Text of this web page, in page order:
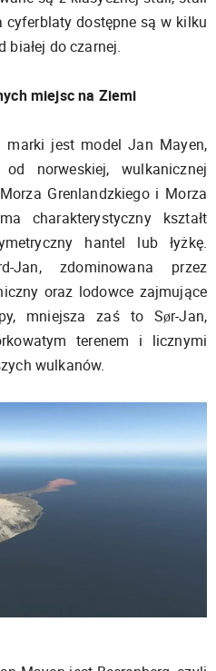
dostępne są w kilku
białej do czarnej.
miejsc na Ziemi
marki jest model Jan Mayen,
norweskiej, wulkanicznej
Grenlandzkiego i Morza
charakterystyczny kształt
hantel lub łyżkę.
zdominowana przez
oraz lodowce zajmujące
mniejsza zaś to Sør-Jan,
terenem i licznymi
wulkanów.